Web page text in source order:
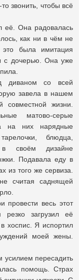
звонить, чтобы всё
её. Она радовалась
как ни в чём не
это была имитация
с дочерью. Она уже
диваном со всей
завела в нашем
жизни.
матово-серые
на них нарядные
блюдца,
в своём дизайне
Подавала еду в
из того же сервиза.
считая саднящей
провести весь этот
резко загрузил её
хоспис. Я испортил
моей жены.
пересадить
помощь. Страх